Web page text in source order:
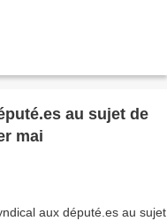
au sujet de
mai